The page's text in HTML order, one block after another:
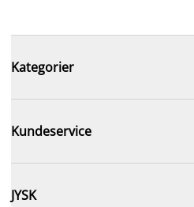
Kategorier
Kundeservice
JYSK